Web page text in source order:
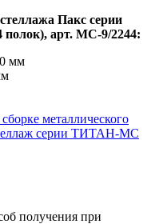
Пакс серии
полок), арт. МС-9/2244:
мм
металлического
серии ТИТАН-МС
получения при